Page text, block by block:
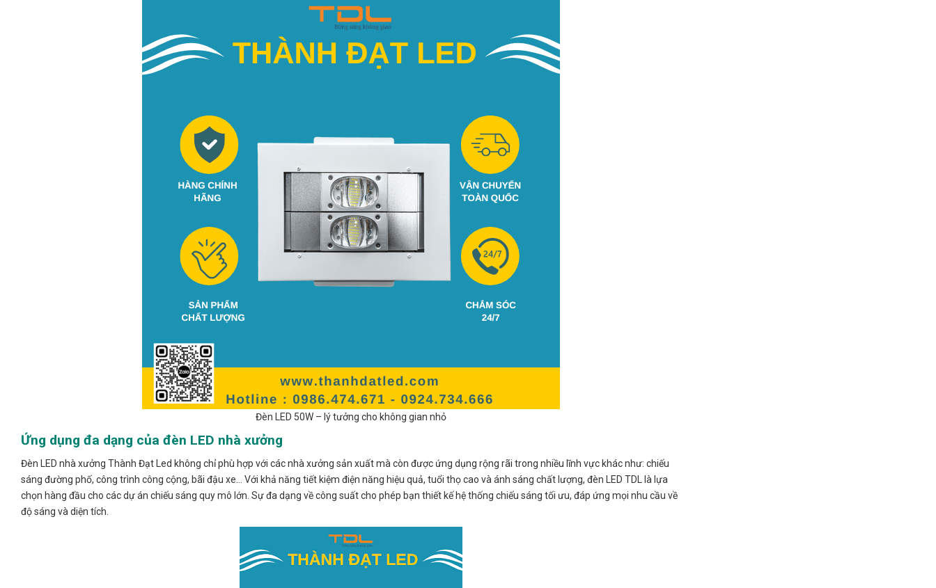
Đèn LED 50W – lý tưởng cho không gian nhỏ
Ứng dụng đa dạng của đèn LED nhà xưởng
Đèn LED nhà xưởng Thành Đạt Led không chỉ phù hợp với các nhà xưởng sản xuất mà còn được ứng dụng rộng rãi trong nhiều lĩnh vực khác như: chiếu
sáng đường phố, công trình công cộng, bãi đậu xe… Với khả năng tiết kiệm điện năng hiệu quả, tuổi thọ cao và ánh sáng chất lượng, đèn LED TDL là lựa
chọn hàng đầu cho các dự án chiếu sáng quy mô lớn. Sự đa dạng về công suất cho phép bạn thiết kế hệ thống chiếu sáng tối ưu, đáp ứng mọi nhu cầu về
độ sáng và diện tích.